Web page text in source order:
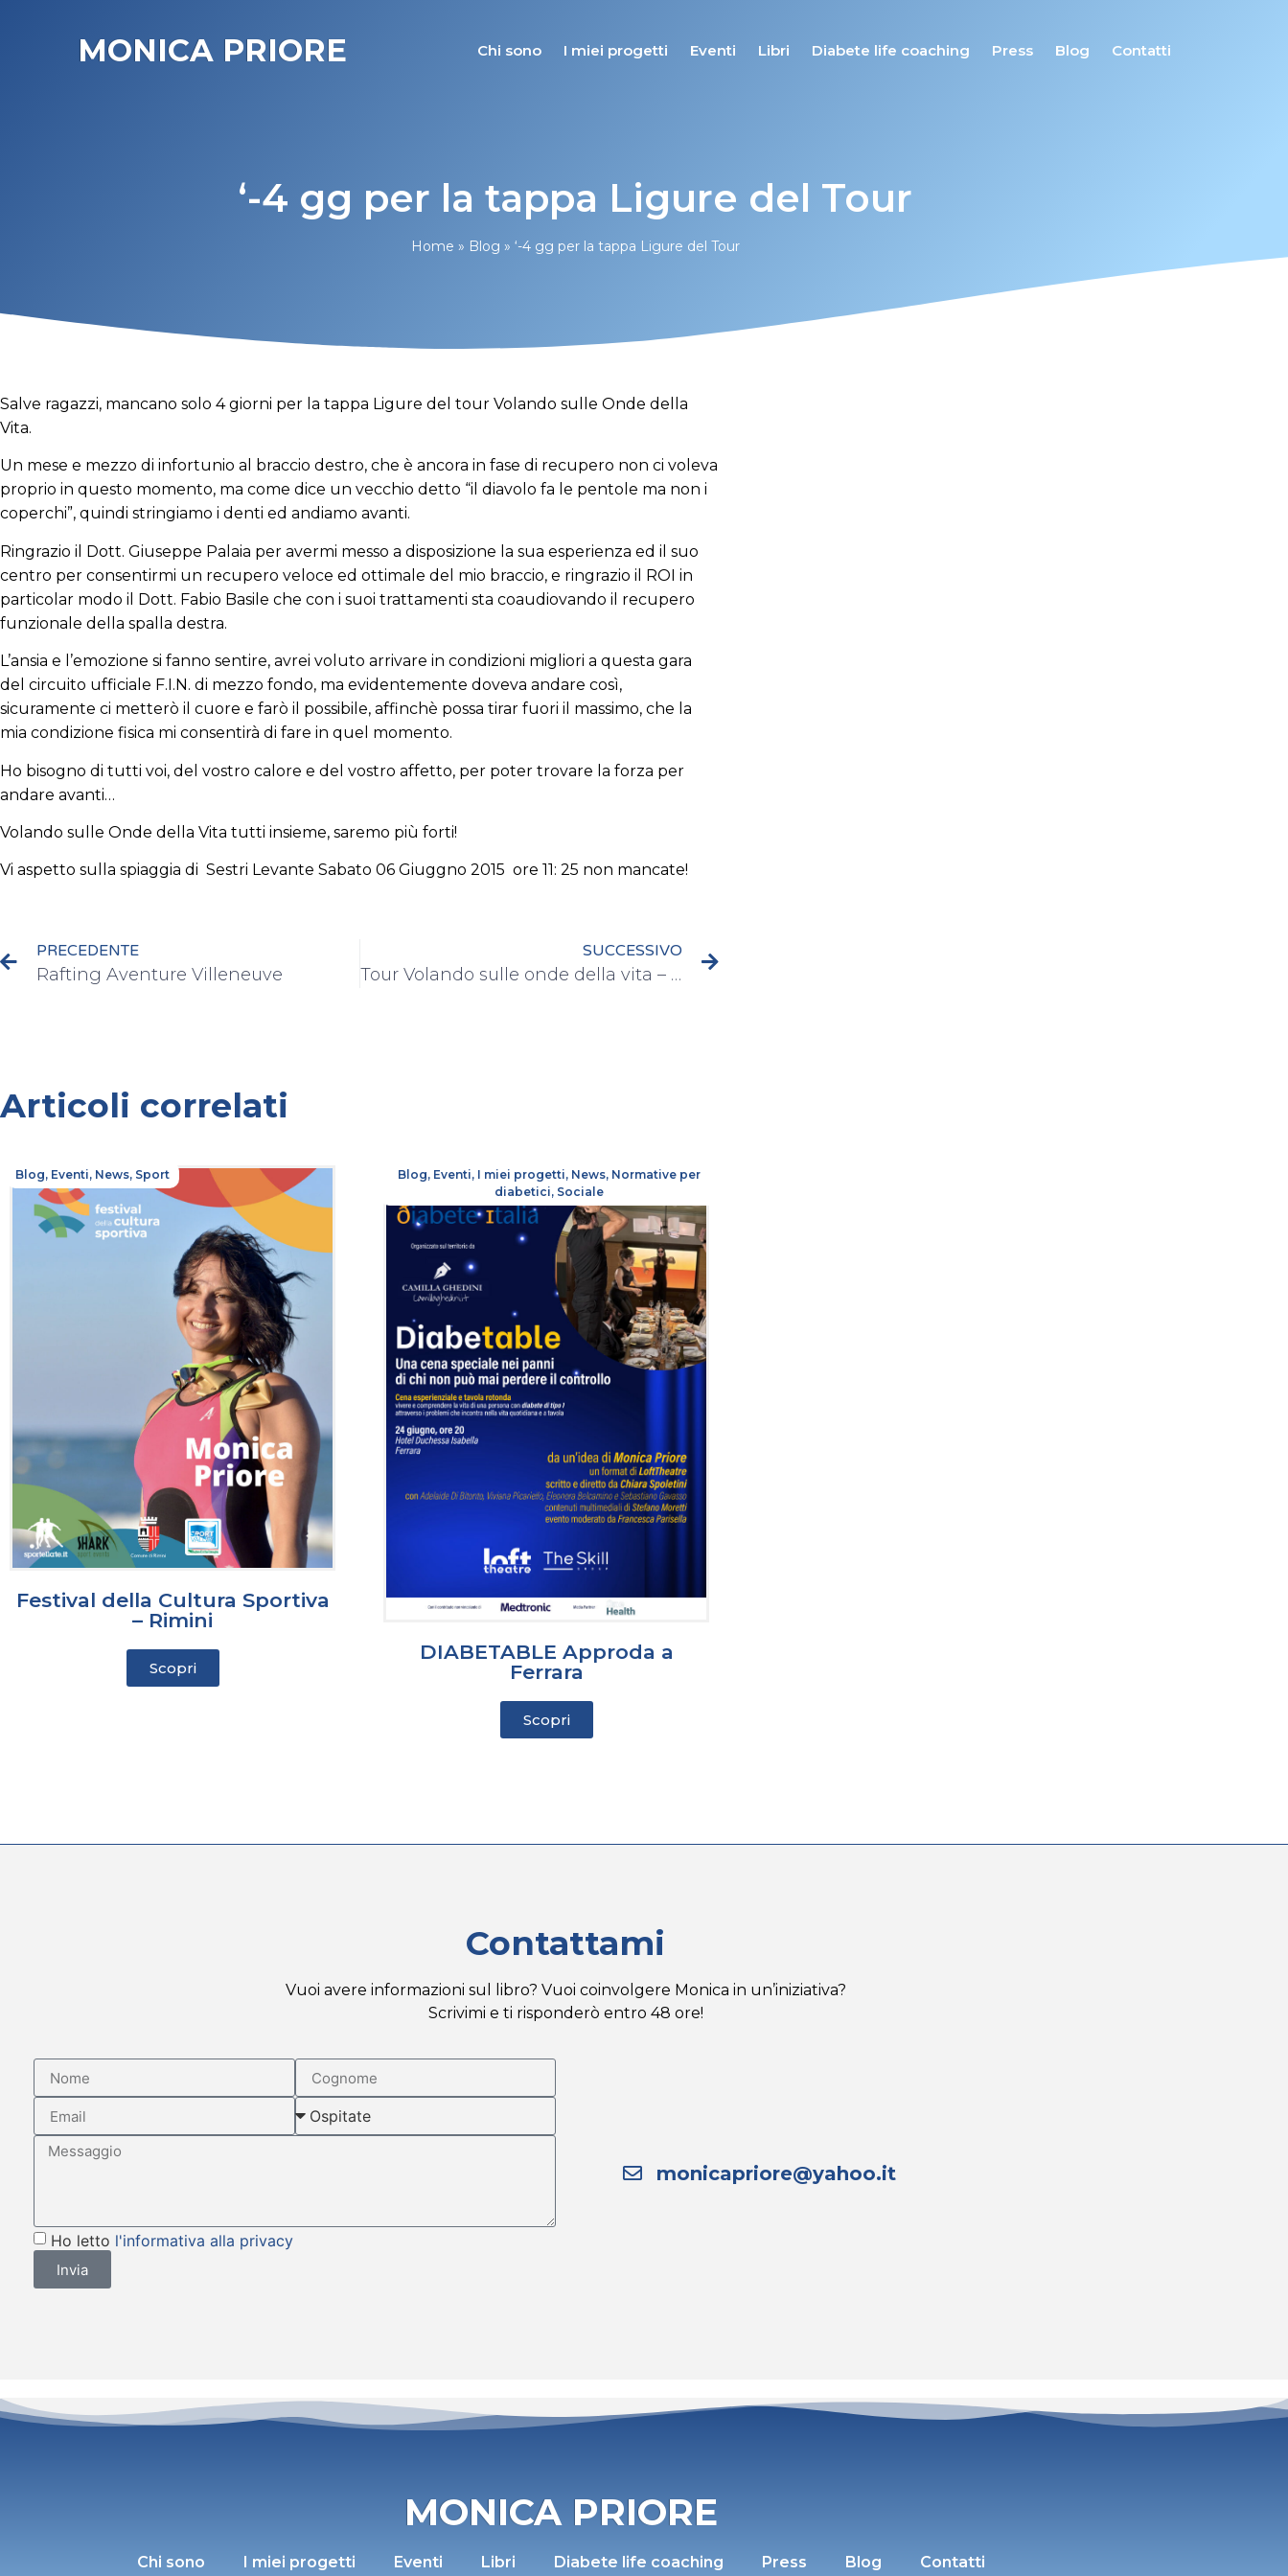
MONICA PRIORE Chi sono I miei progetti Eventi Libri Diabete life coaching Press Blog Contatti
‘-4 gg per la tappa Ligure del Tour
Home » Blog » ‘-4 gg per la tappa Ligure del Tour
Salve ragazzi, mancano solo 4 giorni per la tappa Ligure del tour Volando sulle Onde della
Vita.
Un mese e mezzo di infortunio al braccio destro, che è ancora in fase di recupero non ci voleva
proprio in questo momento, ma come dice un vecchio detto “il diavolo fa le pentole ma non i
coperchi”, quindi stringiamo i denti ed andiamo avanti.
Ringrazio il Dott. Giuseppe Palaia per avermi messo a disposizione la sua esperienza ed il suo
centro per consentirmi un recupero veloce ed ottimale del mio braccio, e ringrazio il ROI in
particolar modo il Dott. Fabio Basile che con i suoi trattamenti sta coaudiovando il recupero
funzionale della spalla destra.
L’ansia e l’emozione si fanno sentire, avrei voluto arrivare in condizioni migliori a questa gara
del circuito ufficiale F.I.N. di mezzo fondo, ma evidentemente doveva andare così,
sicuramente ci metterò il cuore e farò il possibile, affinchè possa tirar fuori il massimo, che la
mia condizione fisica mi consentirà di fare in quel momento.
Ho bisogno di tutti voi, del vostro calore e del vostro affetto, per poter trovare la forza per
andare avanti…
Volando sulle Onde della Vita tutti insieme, saremo più forti!
Vi aspetto sulla spiaggia di Sestri Levante Sabato 06 Giuggno 2015 ore 11: 25 non mancate!
PRECEDENTE
Rafting Aventure Villeneuve
SUCCESSIVO
Tour Volando sulle onde della vita – Sestri Levante 6/06/2015
Articoli correlati
Blog, Eventi, News, Sport
Festival della Cultura Sportiva
– Rimini
Scopri
Blog, Eventi, I miei progetti, News, Normative per
diabetici, Sociale
DIABETABLE Approda a
Ferrara
Scopri
Contattami
Vuoi avere informazioni sul libro? Vuoi coinvolgere Monica in un’iniziativa?
Scrivimi e ti risponderò entro 48 ore!
Ho letto l'informativa alla privacy
Invia
monicapriore@yahoo.it
MONICA PRIORE
Chi sono I miei progetti Eventi Libri Diabete life coaching Press Blog Contatti